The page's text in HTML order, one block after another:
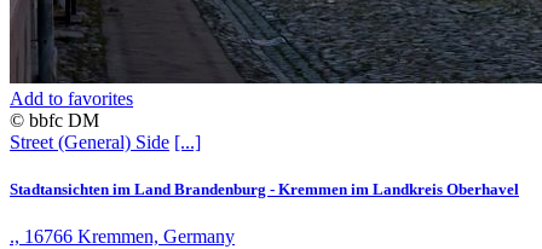
Add to favorites
© bbfc DM
Street (General) Side [...]
Stadtansichten im Land Brandenburg - Kremmen im Landkreis Oberhavel
., 16766 Kremmen, Germany